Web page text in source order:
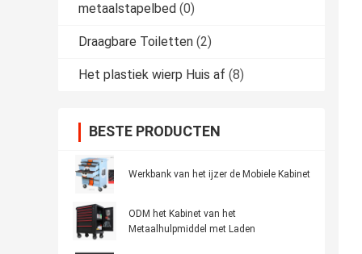
metaalstapelbed (0)
Draagbare Toiletten (2)
Het plastiek wierp Huis af (8)
BESTE PRODUCTEN
Werkbank van het ijzer de Mobiele Kabinet
ODM het Kabinet van het
Metaalhulpmiddel met Laden